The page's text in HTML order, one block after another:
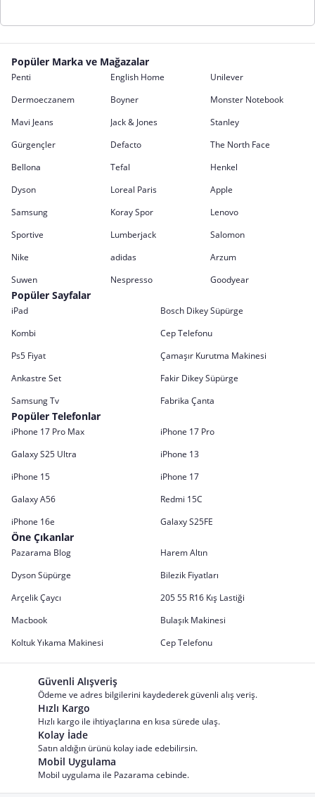
Popüler Marka ve Mağazalar
Penti English Home
Unilever
Dermoeczanem
Boyner
Monster Notebook
Mavi Jeans
Jack & Jones
Stanley
Gürgençler
Defacto
The North Face
Bellona
Tefal
Henkel
Dyson
Loreal Paris
Apple
Samsung
Koray Spor
Lenovo
Sportive
Lumberjack
Salomon
Nike
adidas
Arzum
Suwen
Nespresso Goodyear
Popüler Sayfalar
iPad
Bosch Dikey Süpürge
Kombi
Cep Telefonu
Ps5 Fiyat
Çamaşır Kurutma Makinesi
Ankastre Set
Fakir Dikey Süpürge
Samsung Tv
Fabrika Çanta
Popüler Telefonlar
iPhone 17 Pro Max
iPhone 17 Pro
Galaxy S25 Ultra
iPhone 13
iPhone 15
iPhone 17
Galaxy A56
Redmi 15C
iPhone 16e
Galaxy S25FE
Öne Çıkanlar
Pazarama Blog
Harem Altın
Dyson Süpürge
Bilezik Fiyatları
Arçelik Çaycı
205 55 R16 Kış Lastiği
Macbook
Bulaşık Makinesi
Koltuk Yıkama Makinesi
Cep Telefonu
Güvenli Alışveriş
Ödeme ve adres bilgilerini kaydederek güvenli alış veriş.
Hızlı Kargo
Hızlı kargo ile ihtiyaçlarına en kısa sürede ulaş.
Kolay İade
Satın aldığın ürünü kolay iade edebilirsin.
Mobil Uygulama
Mobil uygulama ile Pazarama cebinde.